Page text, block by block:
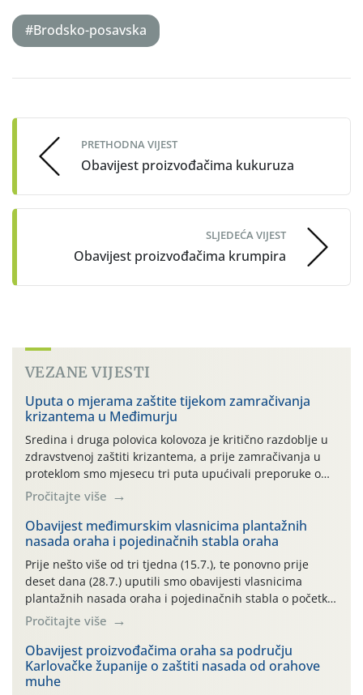
#Brodsko-posavska
navigation
PRETHODNA VIJEST
Obavijest proizvođačima kukuruza
SLJEDEĆA VIJEST
Obavijest proizvođačima krumpira
VEZANE VIJESTI
Uputa o mjerama zaštite tijekom zamračivanja
krizantema u Međimurju
Sredina i druga polovica kolovoza je kritično razdoblje u
zdravstvenoj zaštiti krizantema, a prije zamračivanja u
proteklom smo mjesecu tri puta upućivali preporuke o
preventivnim mjerama zaštite krizantema od najčešćih
uzročnika bolesti, štetnika i fito-fagnih grinja (23.7., 14.7.,
06.7.)! Na početku ovog mjeseca je zabilježeno je
povijesno i ekstremno vruće meteorološko razdoblje, uz
najviše temperature […]
Pročitajte više
Obavijest međimurskim vlasnicima plantažnih
nasada oraha i pojedinačnih stabla oraha
Prije nešto više od tri tjedna (15.7.), te ponovno prije
deset dana (28.7.) uputili smo obavijesti vlasnicima
plantažnih nasada oraha i pojedinačnih stabla o početku
leta i ovogodišnjoj potrebi usmjerenog suzbijanja
orahove muhe (Rhagoletis completa)! Već dvanaest dana
traje drugi ovogodišnji “toplinski udar”, koji naročito
izražen zadnja šest dana (31.7.-05.8.), jer najviše
temperature zraka svakodnevno […]
Pročitajte više
Obavijest proizvođačima oraha sa području
Karlovačke županije o zaštiti nasada od orahove
muhe